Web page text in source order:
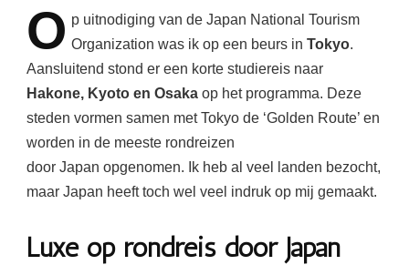
O p uitnodiging van de Japan National Tourism
Organization was ik op een beurs in Tokyo.
Aansluitend stond er een korte studiereis naar
Hakone, Kyoto en Osaka op het programma. Deze
steden vormen samen met Tokyo de ‘Golden Route’ en
worden in de meeste rondreizen
door Japan opgenomen. Ik heb al veel landen bezocht,
maar Japan heeft toch wel veel indruk op mij gemaakt.
Luxe op rondreis door Japan